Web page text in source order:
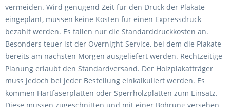
vermeiden. Wird genügend Zeit für den Druck der Plakate
eingeplant, müssen keine Kosten für einen Expressdruck
bezahlt werden. Es fallen nur die Standarddruckkosten an.
Besonders teuer ist der Overnight-Service, bei dem die Plakate
bereits am nächsten Morgen ausgeliefert werden. Rechtzeitige
Planung erlaubt den Standardversand. Der Holzplakatträger
muss jedoch bei jeder Bestellung einkalkuliert werden. Es
kommen Hartfaserplatten oder Sperrholzplatten zum Einsatz.